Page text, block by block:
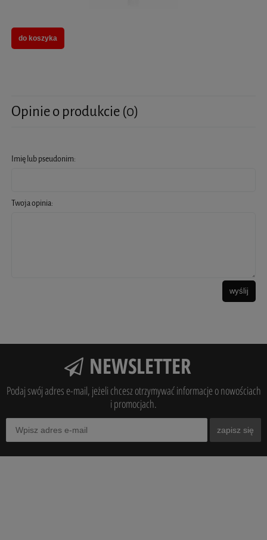
do koszyka
Opinie o produkcie (0)
Imię lub pseudonim:
Twoja opinia:
wyślij
NEWSLETTER
Podaj swój adres e-mail, jeżeli chcesz otrzymywać informacje o nowościach
i promocjach.
zapisz się